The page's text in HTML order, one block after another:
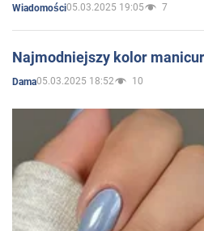
Wiadomości05.03.2025 19:05 7
Najmodniejszy kolor
Dama05.03.2025 18:52 10